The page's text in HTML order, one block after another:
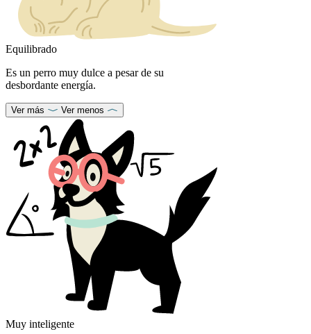
Equilibrado
Es un perro muy dulce a pesar de su
desbordante energía.
Ver más Ver menos
Muy inteligente